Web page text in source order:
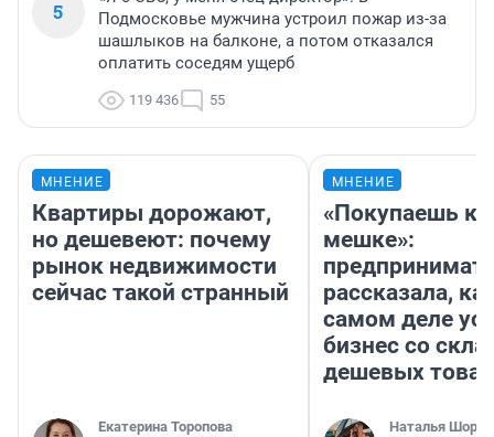
5
Подмосковье мужчина устроил пожар из-за
шашлыков на балконе, а потом отказался
оплатить соседям ущерб
119 436 55
МНЕНИЕ
Квартиры дорожают,
но дешевеют: почему
рынок недвижимости
сейчас такой странный
Екатерина Торопова
МНЕНИЕ
«Покупаешь
мешке»:
рассказала,
самом деле
бизнес со
дешевых
Наталья